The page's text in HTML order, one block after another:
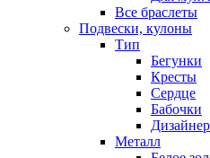
Все браслеты
Подвески, кулоны
Тип
Бегунки
Кресты
Сердце
Бабочки
Металл